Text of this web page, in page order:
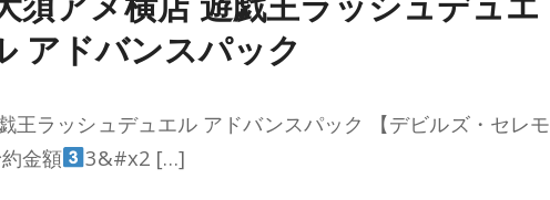
アドバンスパック
王ラッシュデュエル アドバンスパック 【デビルズ・セレモ
金額
3&#x2 […]